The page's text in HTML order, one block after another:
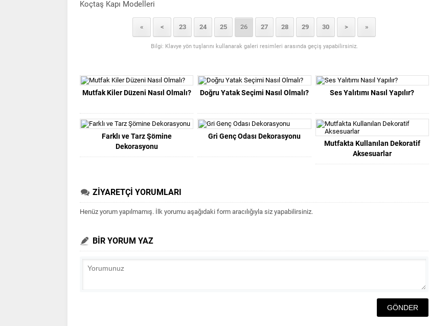
Koçtaş Kapı Modelleri
« < 23 24 25 26 27 28 29 30 > »
Bilgi: Klavye yön tuşlarını kullanarak galeri resimleri arasında geçiş yapabilirsiniz.
Mutfak Kiler Düzeni Nasıl Olmalı? Doğru Yatak Seçimi Nasıl Olmalı? Ses Yalıtımı Nasıl Yapılır?
Farklı ve Tarz Şömine
Dekorasyonu
Gri Genç Odası Dekorasyonu
Mutfakta Kullanılan Dekoratif
Aksesuarlar
ZİYARETÇİ YORUMLARI
Henüz yorum yapılmamış. İlk yorumu aşağıdaki form aracılığıyla siz yapabilirsiniz.
BİR YORUM YAZ